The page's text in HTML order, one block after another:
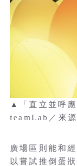
▲「直立並呼
teamLab／來源
廣場區則能和
以嘗試推倒蛋